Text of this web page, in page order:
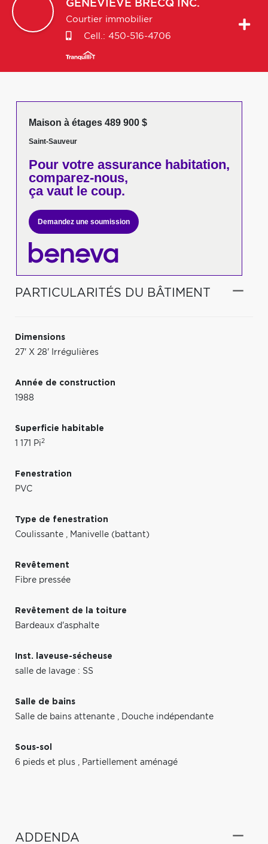
GENEVIEVE BRECQ INC.
Courtier immobilier
Cell.: 450-516-4706
Maison à étages 489 900 $
Saint-Sauveur
Pour votreassurance habitation,
comparez-nous,
ça vaut le coup.
Demandez une soumission
PARTICULARITÉS DU BÂTIMENT
Dimensions
27' X 28' Irrégulières
Année de construction
1988
Superficie habitable
1 171 Pi2
Fenestration
PVC
Type de fenestration
Coulissante , Manivelle (battant)
Revêtement
Fibre pressée
Revêtement de la toiture
Bardeaux d'asphalte
Inst. laveuse-sécheuse
salle de lavage : SS
Salle de bains
Salle de bains attenante , Douche indépendante
Sous-sol
6 pieds et plus , Partiellement aménagé
ADDENDA